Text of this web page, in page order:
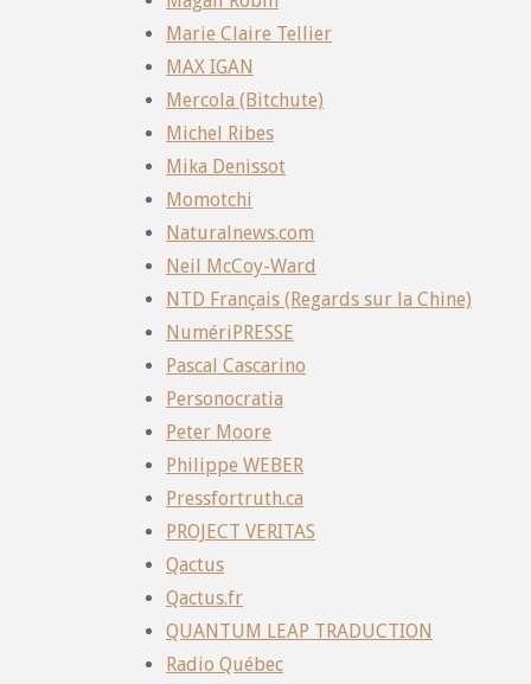
Marie Claire Tellier
MAX IGAN
Mercola (Bitchute)
Michel Ribes
Mika Denissot
Momotchi
Naturalnews.com
Neil McCoy-Ward
NTD Français (Regards sur la Chine)
NumériPRESSE
Pascal Cascarino
Personocratia
Peter Moore
Philippe WEBER
Pressfortruth.ca
PROJECT VERITAS
Qactus
Qactus.fr
QUANTUM LEAP TRADUCTION
Radio Québec